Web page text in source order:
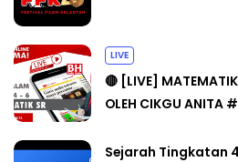
LIVE
🔴 [LIVE]
OLEH CIKGU ANITA
Sejarah Tingkatan 4